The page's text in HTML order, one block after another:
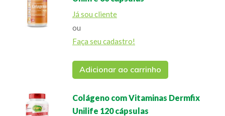
Já sou cliente
ou
Faça seu cadastro!
Adicionar ao carrinho
Colágeno com Vitaminas Dermfix
Unilife 120 cápsulas